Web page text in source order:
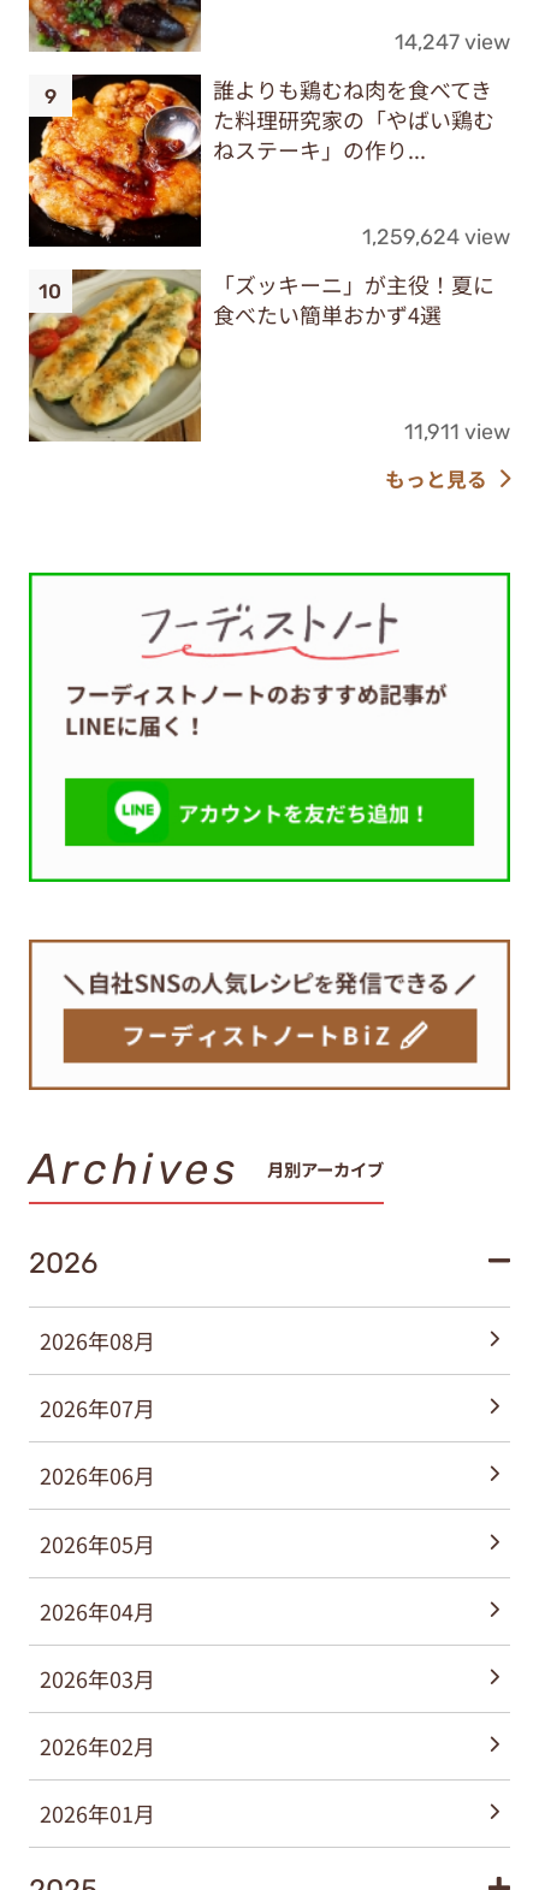
14,247 view
誰よりも鶏むね肉を食べてき
た料理研究家の「やばい鶏む
ねステーキ」の作り...
1,259,624 view
「ズッキーニ」が主役！夏に
食べたい簡単おかず4選
11,911 view
もっと見る
Archives 月別アーカイブ
2026
2026年08月
2026年07月
2026年06月
2026年05月
2026年04月
2026年03月
2026年02月
2026年01月